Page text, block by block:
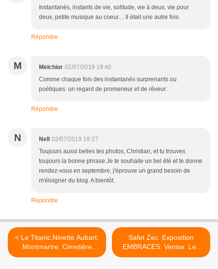
Instantanés, instants de vie, solitude, vie à deux, vie pour
deux, petite musique au coeur.... Il était une autre fois.
Répondre
M Melchior 02/07/2019 19:40
Comme chaque fois des instantanés surprenants ou
poétiques. un regard de promeneur et de rêveur.
Répondre
N Nell
02/07/2019 19:27
Toujours aussi belles tes photos, Christian, et tu trouves
toujours la bonne phrase.Je te souhaite un bel été et te donne
rendez-vous en septembre, j'éprouve un grand besoin de
m'éloigner du blog. A bientôt.
Répondre
< Le Titanic.Ninette Aubart.
Montmartre. Cimetière
Saint-Vincent.
Safet Zec. Exposition
EMBRACES. Venise. Les
amants de Sarajevo. >